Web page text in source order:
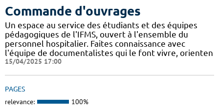
Commande d'ouvrages
Un espace au service des étudiants et des équipes
pédagogiques de l'IFMS, ouvert à l'ensemble du
personnel hospitalier. Faites connaissance avec
l'équipe de documentalistes qui le font vivre, orienten
15/04/2025 17:00
PAGES
relevance: 100%